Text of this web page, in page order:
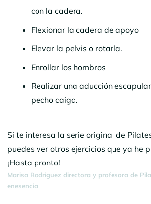
con la cadera.
Flexionar la cadera de apoyo
Elevar la pelvis o rotarla.
Enrollar los hombros
Realizar una aducción
pecho caiga.
Si te interesa la serie original de
puedes ver otros ejercicios que ya he
¡Hasta pronto!
Marisa Rodriguez directora y profesora de
enesencia